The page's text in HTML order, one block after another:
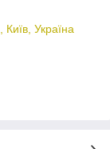
Україна